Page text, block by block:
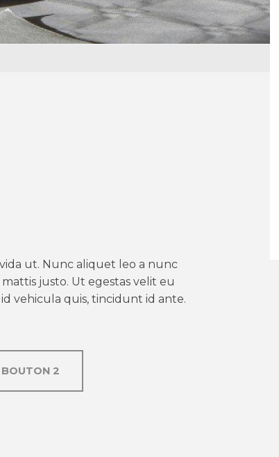
aux favoris
ut. Nunc aliquet leo a nunc
justo. Ut egestas velit eu
vehicula quis, tincidunt id ante.
BOUTON 2